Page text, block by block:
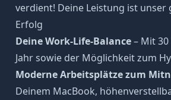
verdient! Deine Leistung ist unser
Erfolg
Deine Work-Life-Balance– Mit 30
Jahr sowie der Möglichkeit zum
Moderne Arbeitsplätze zum
Deinem MacBook,